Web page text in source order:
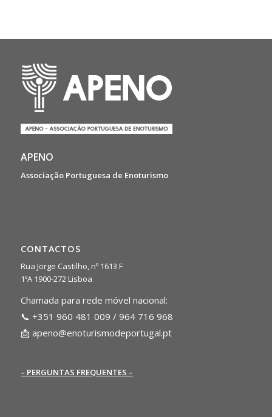
APENO
Associação Portuguesa de Enoturismo
CONTACTOS
Rua Jorge Castilho, nº 1613 F
1ºA 1900-272 Lisboa
Chamada para rede móvel nacional:
📞 +351 960 481 009 / 964 716 968
📩 apeno@enoturismodeportugal.pt
– PERGUNTAS FREQUENTES –